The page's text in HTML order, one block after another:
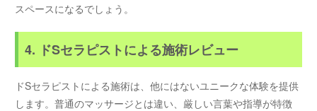
スペースになるでしょう。
4. ドSセラピストによる施術レビュー
ドSセラピストによる施術は、他にはないユニークな体験を提供
します。普通のマッサージとは違い、厳しい言葉や指導が特徴